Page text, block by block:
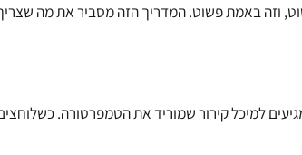
באמת פשוט. המדריך הזה מסביר את מה שצריך
קירור שמוריד את הטמפרטורה. כשלוחצים